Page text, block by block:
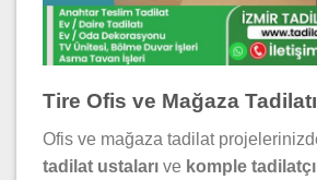
Tire Ofis ve Mağaza Tadilatı
Ofis ve mağaza tadilat
tadilat ustaları ve komple